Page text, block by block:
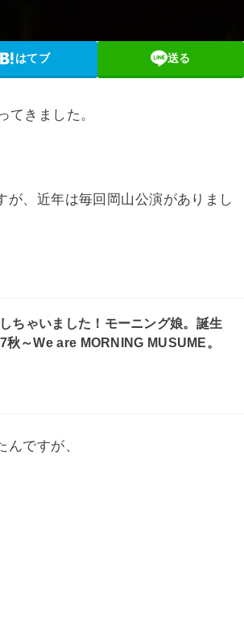
はてブ 送る
てきました。
、近年は毎回岡山公演がありまし
ちゃいました！モーニング娘。誕生
～We are MORNING MUSUME。
ですが、